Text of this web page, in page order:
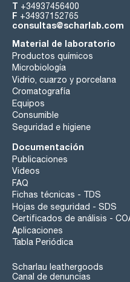
T +34937456400
F +34937152765
consultas@scharlab.com
Material de laboratorio
Productos químicos
Microbiología
Vidrio, cuarzo y porcelana
Cromatografía
Equipos
Consumible
Seguridad e higiene
Documentación
Publicaciones
Videos
FAQ
Fichas técnicas - TDS
Hojas de seguridad - SDS
Certificados de análisis -
Aplicaciones
Tabla Periódica
Scharlau leathergoods
Canal de denuncias